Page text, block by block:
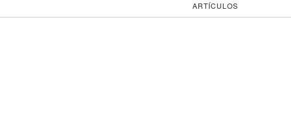
ARTÍCULOS